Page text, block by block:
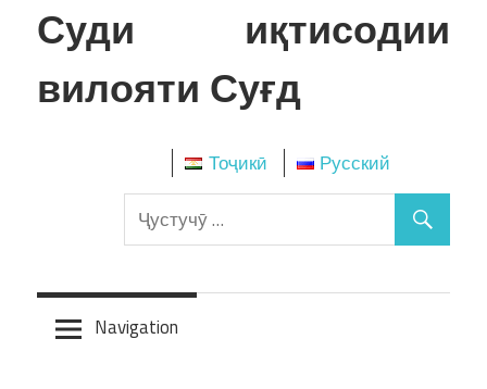
Skip
to
Суди иқтисодии
вилояти Суғд
Тоҷикӣ Русский
Navigation